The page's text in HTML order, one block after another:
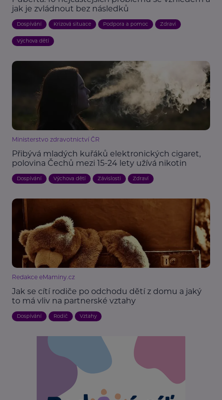
jak je zvládnout bez následků
Dospívání Krizová situace Podpora a pomoc Zdraví
Výchova dětí
Ministerstvo zdravotnictví ČR
Přibývá mladých kuřáků elektronických cigaret,
polovina Čechů mezi 15-24 lety užívá nikotin
Dospívání Výchova dětí Závislosti Zdraví
Redakce eMaminy.cz
Jak se cítí rodiče po odchodu dětí z domu a jaký
to má vliv na partnerské vztahy
Dospívání Rodič Vztahy